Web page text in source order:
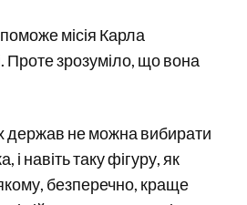
місія Карла
Проте зрозуміло, що вона
держав не можна вибирати
і навіть таку фігуру, як
безперечно, краще